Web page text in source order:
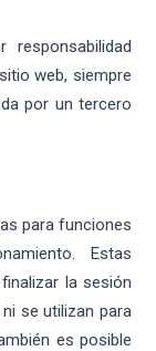
responsabilidad
web, siempre
por un tercero
para funciones
Estas
la sesión
se utilizan para
es posible